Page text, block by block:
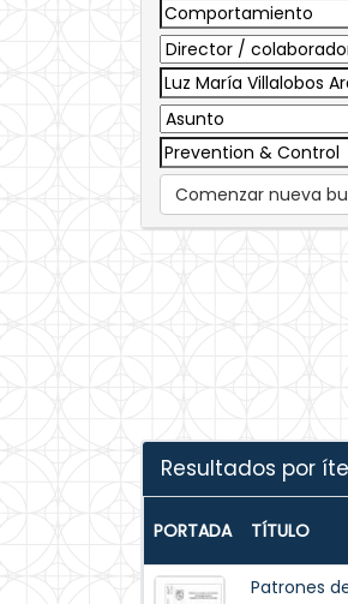
Comenzar nueva
Resultados por
PORTADA TÍTULO
Patrones